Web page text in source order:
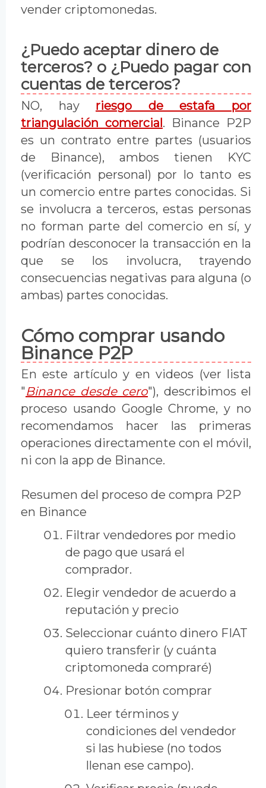
vender criptomonedas.
¿Puedo aceptar dinero de
terceros? o ¿Puedo pagar con
cuentas de terceros?
NO, hay riesgo de estafa por
triangulación comercial. Binance P2P
es un contrato entre partes (usuarios
de Binance), ambos tienen KYC
(verificación personal) por lo tanto es
un comercio entre partes conocidas. Si
se involucra a terceros, estas personas
no forman parte del comercio en sí, y
podrían desconocer la transacción en la
que se los involucra, trayendo
consecuencias negativas para alguna (o
ambas) partes conocidas.
Cómo comprar usando
Binance P2P
En este artículo y en videos (ver lista
"Binance desde cero"), describimos el
proceso usando Google Chrome, y no
recomendamos hacer las primeras
operaciones directamente con el móvil,
ni con la app de Binance.
Resumen del proceso de compra P2P
en Binance
Filtrar vendedores por medio
de pago que usará el
comprador.
Elegir vendedor de acuerdo a
reputación y precio
Seleccionar cuánto dinero FIAT
quiero transferir (y cuánta
criptomoneda compraré)
Presionar botón comprar
Leer términos y
condiciones del vendedor
si las hubiese (no todos
llenan ese campo).